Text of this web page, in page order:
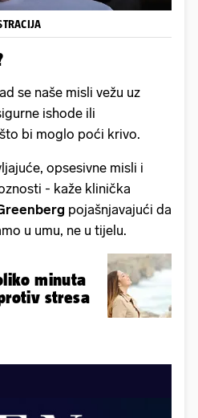
se naše misli vežu uz
ishode ili
bi moglo poći krivo.
opsesivne misli i
- kaže klinička
pojašnjavajući da
u umu, ne u tijelu.
minuta
stresa